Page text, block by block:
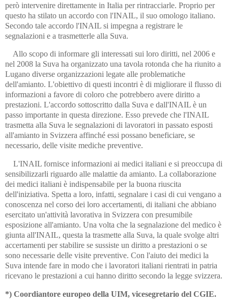
però intervenire direttamente in Italia per rintracciarle. Proprio per
questo ha stilato un accordo con l'INAIL, il suo omologo italiano.
Secondo tale accordo l'INAIL si impegna a registrare le
segnalazioni e a trasmetterle alla Suva.
Allo scopo di informare gli interessati sui loro diritti, nel 2006 e
nel 2008 la Suva ha organizzato una tavola rotonda che ha riunito a
Lugano diverse organizzazioni legate alle problematiche
dell'amianto. L'obiettivo di questi incontri è di migliorare il flusso di
informazioni a favore di coloro che potrebbero avere diritto a
prestazioni. L'accordo sottoscritto dalla Suva e dall'INAIL è un
passo importante in questa direzione. Esso prevede che l'INAIL
trasmetta alla Suva le segnalazioni di lavoratori in passato esposti
all'amianto in Svizzera affinché essi possano beneficiare, se
necessario, delle visite mediche preventive.
L'INAIL fornisce informazioni ai medici italiani e si preoccupa di
sensibilizzarli riguardo alle malattie da amianto. La collaborazione
dei medici italiani è indispensabile per la buona riuscita
dell'iniziativa. Spetta a loro, infatti, segnalare i casi di cui vengano a
conoscenza nel corso dei loro accertamenti, di italiani che abbiano
esercitato un'attività lavorativa in Svizzera con presumibile
esposizione all'amianto. Una volta che la segnalazione del medico è
giunta all'INAIL, questa la trasmette alla Suva, la quale svolge altri
accertamenti per stabilire se sussiste un diritto a prestazioni o se
sono necessarie delle visite preventive. Con l'aiuto dei medici la
Suva intende fare in modo che i lavoratori italiani rientrati in patria
ricevano le prestazioni a cui hanno diritto secondo la legge svizzera.
*) Coordiantore europeo della UIM, vicesegretario del CGIE.